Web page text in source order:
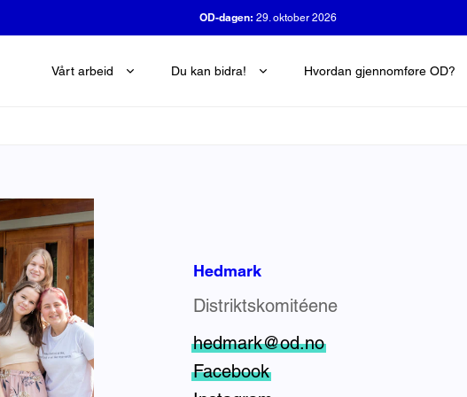
OD-dagen: 29. oktober 2026
Vårt arbeid Du kan bidra! Hvordan gjennomføre OD?
Hedmark
Distriktskomitéene
hedmark@od.no
Facebook